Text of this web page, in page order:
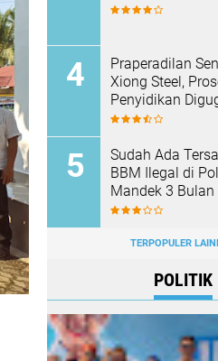
Praperadilan
Xiong Steel,
Penyidikan
Sudah Ada
BBM Ilegal di
Mandek 3 Bulan
TERPOPULER
POLITIK